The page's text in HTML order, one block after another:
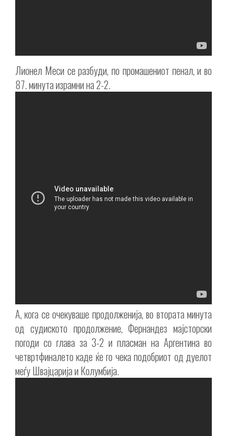
Лионел Меси се разбуди, по промашениот пенал, и во
87. минута израмни на 2-2.
А, кога се очекуваше продолженија, во втората минута
од судиското продолжение, Фернандез мајсторски
погоди со глава за 3-2 и пласман на Аргентина во
четвртфиналето каде ќе го чека подобриот од дуелот
меѓу Швајцарија и Колумбија.